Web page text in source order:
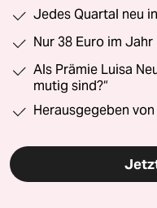
Jedes Quartal neu
Nur 38 Euro im Jahr
Als Prämie Luisa
mutig sind?“
Herausgegeben